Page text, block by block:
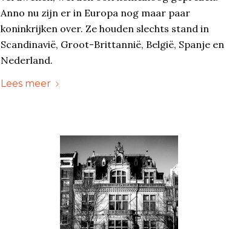
Anno nu zijn er in Europa nog maar paar
koninkrijken over. Ze houden slechts stand in
Scandinavië, Groot-Brittannië, België, Spanje en
Nederland.
Lees meer